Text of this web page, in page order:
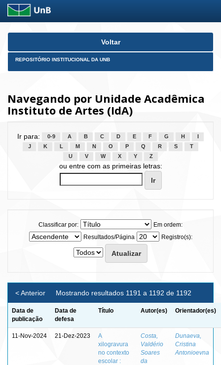
Skip
Voltar
REPOSITÓRIO INSTITUCIONAL DA UNB
Navegando por Unidade Acadêmica
Instituto de Artes (IdA)
Ir para: 0-9 A B C D E F G H
J
K L M N O P Q R S
T
U
V W X Y Z
ou entre com as primeiras letras:
Classificar por:
Em ordem:
Resultados/Página
Registro(s):
Mostrando resultados 1191 a 1192 de 1192
< Anterior
Data de
publicação
Data de
defesa
Título Autor(es) Orientador(es)
11-Nov-2024 21-Dez-2023
A
xilogravura
no contexto
escolar :
Costa,
Valdério
Soares
da
Dunaeva,
Cristina
Antonioevna